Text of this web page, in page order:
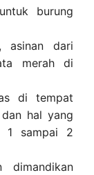
burung
asinan dari
merah di
di tempat
hal yang
1 sampai 2